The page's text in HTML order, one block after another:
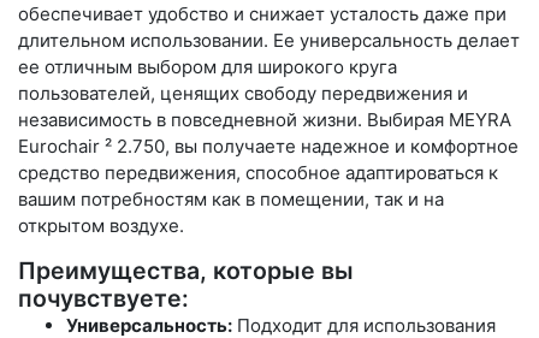
обеспечивает удобство и снижает усталость даже при
длительном использовании. Ее универсальность делает
ее отличным выбором для широкого круга
пользователей, ценящих свободу передвижения и
независимость в повседневной жизни. Выбирая MEYRA
Eurochair ² 2.750, вы получаете надежное и комфортное
средство передвижения, способное адаптироваться к
вашим потребностям как в помещении, так и на
открытом воздухе.
Преимущества, которые вы
почувствуете:
Универсальность: Подходит для использования